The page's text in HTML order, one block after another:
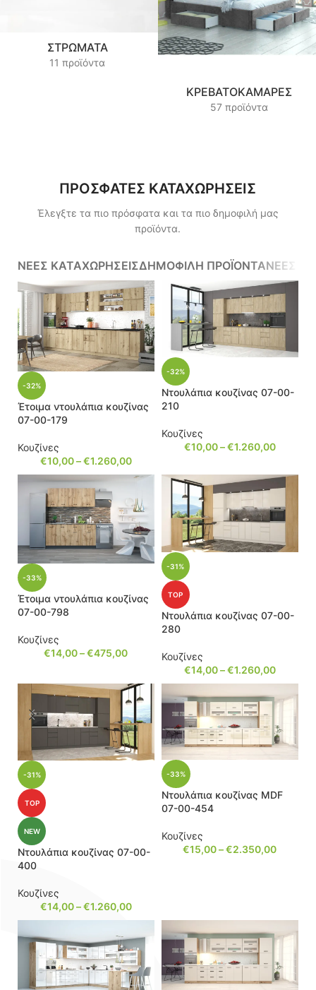
ΣΤΡΏΜΑΤΑ
11 προϊόντα
ΚΡΕΒΑΤΟΚΆΜΑΡΕΣ
57 προϊόντα
ΠΡΟΣΦΑΤΕΣ ΚΑΤΑΧΩΡΗΣΕΙΣ
Έλεγξτε τα πιο πρόσφατα και τα πιο δημοφιλή μας
προϊόντα.
ΝΕΕΣ ΚΑΤΑΧΩΡΗΣΕΙΣΔΗΜΟΦΙΛΗ ΠΡΟΪΟΝΤΑΝΕΕΣ
-32%
Έτοιμα ντουλάπια κουζίνας
07-00-179
Κουζίνες
€10,00–€1.260,00
-32%
Ντουλάπια κουζίνας 07-00-
210
Κουζίνες
€10,00–€1.260,00
-33%
Έτοιμα ντουλάπια κουζίνας
07-00-798
Κουζίνες
€14,00 – €475,00
-31%
TOP
Ντουλάπια κουζίνας 07-00-
280
Κουζίνες
€14,00–€1.260,00
-31%
TOP
NEW
Ντουλάπια κουζίνας 07-00-
400
Κουζίνες
€14,00–€1.260,00
-33%
Ντουλάπια κουζίνας MDF
07-00-454
Κουζίνες
€15,00 – €2.350,00